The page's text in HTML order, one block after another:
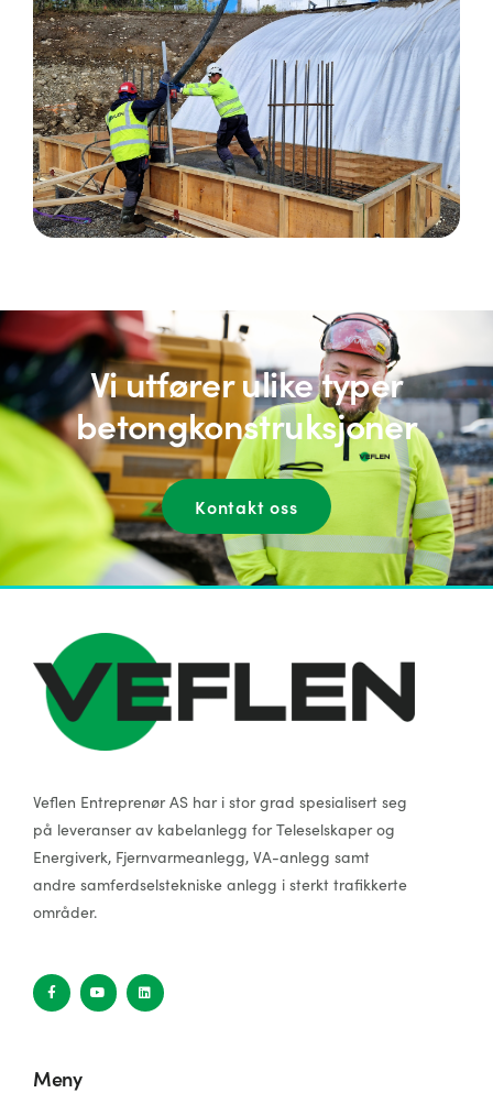
Vi utfører ulike typer
betongkonstruksjoner
Kontakt oss
Veflen Entreprenør AS har i stor grad spesialisert seg
på leveranser av kabelanlegg for Teleselskaper og
Energiverk, Fjernvarmeanlegg, VA-anlegg samt
andre samferdselstekniske anlegg i sterkt trafikkerte
områder.
Meny